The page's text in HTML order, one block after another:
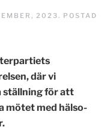
2023. POSTAD
där vi
ställning för att
mötet med hälso-